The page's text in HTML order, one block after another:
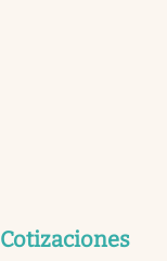
Cotizaciones